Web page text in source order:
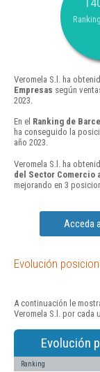
Veromela S.l. ha
Empresas según
2023.
En el Ranking de
ha conseguido la
año 2023.
Veromela S.l. ha
del Sector Comercio
mejorando en 3
Acceda
Evolución
A continuación le
Veromela S.l. por cada
Evolución
Ranking